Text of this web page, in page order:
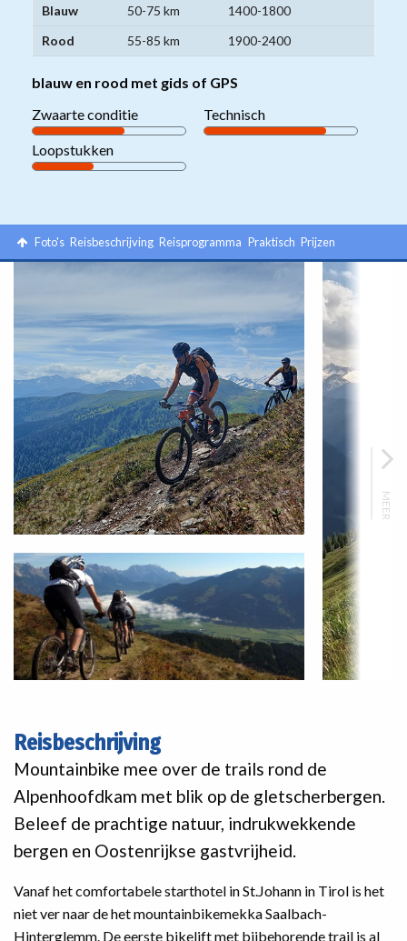
Niveaugroepen
Blauw 50-75 km
1400-1800
Rood
55-85 km 1900-2400
blauw en rood met gids of GPS
Zwaarte conditie
Technisch
Loopstukken
Foto's Reisbeschrijving Reisprogramma Praktisch Prijzen
MEER
Reisbeschrijving
Mountainbike mee over de trails rond de
Alpenhoofdkam met blik op de gletscherbergen.
Beleef de prachtige natuur, indrukwekkende
bergen en Oostenrijkse gastvrijheid.
Vanaf het comfortabele starthotel in St.Johann in Tirol is het
niet ver naar de het mountainbikemekka Saalbach-
Hinterglemm. De eerste bikelift met bijbehorende trail is al